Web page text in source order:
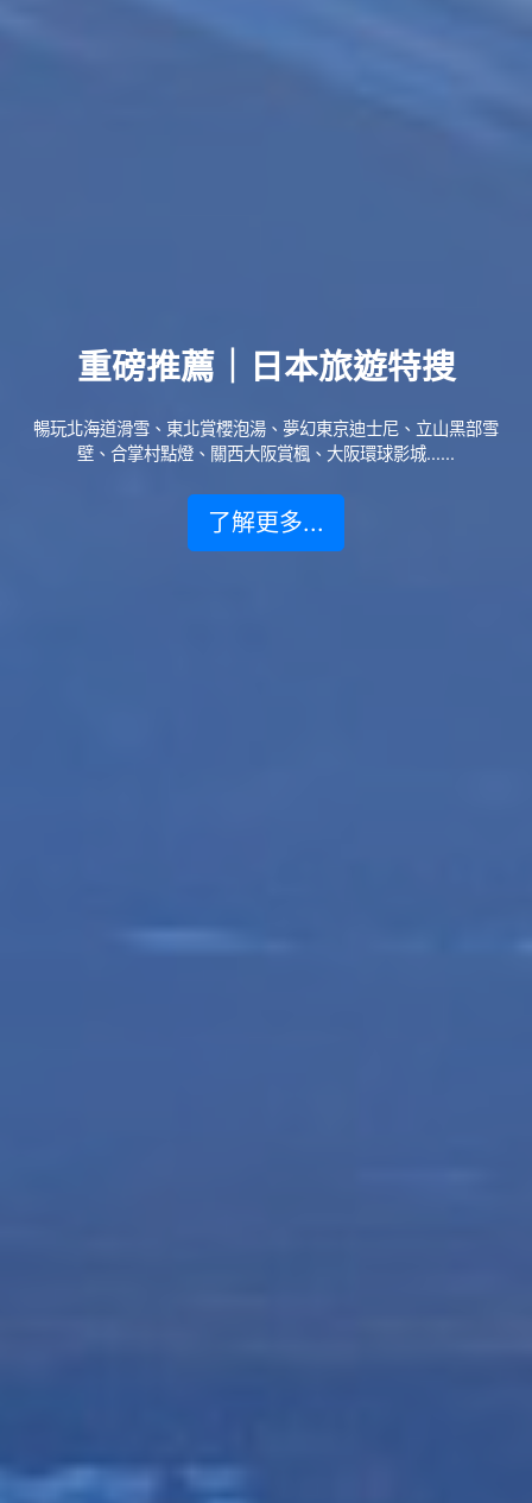
重磅推薦｜日本旅遊特搜
暢玩北海道滑雪、東北賞櫻泡湯、夢幻東京迪士尼、立山黑部雪
壁、合掌村點燈、關西大阪賞楓、大阪環球影城......
了解更多...